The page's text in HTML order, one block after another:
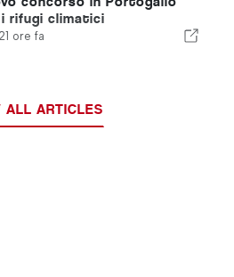
rifugi climatici
21 ore fa
ALL ARTICLES